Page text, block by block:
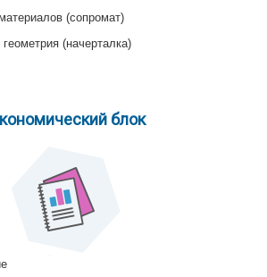
(сопромат)
(начерталка)
блок